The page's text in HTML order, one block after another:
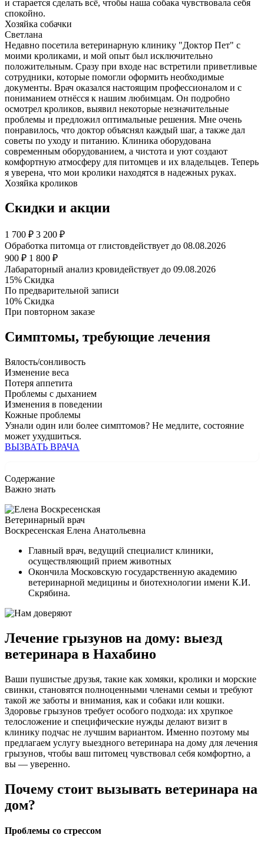
и старается сделать всё, чтобы наша собака чувствовала себя
спокойно.
Хозяйка собачки
Светлана
Недавно посетила ветеринарную клинику "Доктор Пет" с
моими кроликами, и мой опыт был исключительно
положительным. Сразу при входе нас встретили приветливые
сотрудники, которые помогли оформить необходимые
документы. Врач оказался настоящим профессионалом и с
пониманием отнёсся к нашим любимцам. Он подробно
осмотрел кроликов, выявил некоторые незначительные
проблемы и предложил оптимальные решения. Мне очень
понравилось, что доктор объяснял каждый шаг, а также дал
советы по уходу и питанию. Клиника оборудована
современным оборудованием, а чистота и уют создают
комфортную атмосферу для питомцев и их владельцев. Теперь
я уверена, что мои кролики находятся в надежных руках.
Хозяйка кроликов
Скидки и акции
1 700 ₽ 3 200 ₽
Обработка питомца от глистовдействует до 08.08.2026
900 ₽ 1 800 ₽
Лабараторный анализ кровидействует до 09.08.2026
15% Скидка
По предварительной записи
10% Скидка
При повторном заказе
Симптомы, требующие лечения
Вялость/сонливость
Изменение веса
Потеря аппетита
Проблемы с дыханием
Изменения в поведении
Кожные проблемы
Узнали один или более симптомов? Не медлите, состояние
может ухудшиться.
ВЫЗВАТЬ ВРАЧА
Содержание
Важно знать
Ветеринарный врач
Воскресенская Елена Анатольевна
Главный врач, ведущий специалист клиники,
осуществляющий прием животных
Окончила Московскую государственную академию
ветеринарной медицины и биотехнологии имени К.И.
Скрябина.
Лечение грызунов на дому: выезд
ветеринара в Нахабино
Ваши пушистые друзья, такие как хомяки, кролики и морские
свинки, становятся полноценными членами семьи и требуют
такой же заботы и внимания, как и собаки или кошки.
Здоровье грызунов требует особого подхода: их хрупкое
телосложение и специфические нужды делают визит в
клинику подчас не лучшим вариантом. Именно поэтому мы
предлагаем услугу выездного ветеринара на дому для лечения
грызунов, чтобы ваш питомец чувствовал себя комфортно, а
вы — уверенно.
Почему стоит вызывать ветеринара на
дом?
Проблемы со стрессом